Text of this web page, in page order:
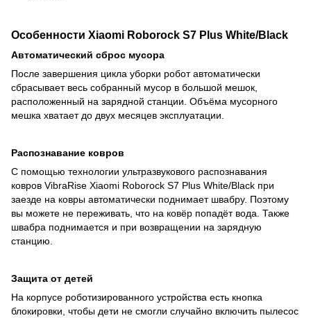
Особенности Xiaomi Roborock S7 Plus White/Black
Автоматический сброс мусора
После завершения цикла уборки робот автоматически
сбрасывает весь собранный мусор в большой мешок,
расположенный на зарядной станции. Объёма мусорного
мешка хватает до двух месяцев эксплуатации.
Распознавание ковров
С помощью технологии ультразвукового распознавания
ковров VibraRise Xiaomi Roborock S7 Plus White/Black при
заезде на ковры автоматически поднимает швабру. Поэтому
вы можете не переживать, что на ковёр попадёт вода. Также
швабра поднимается и при возвращении на зарядную
станцию.
Защита от детей
На корпусе роботизированного устройства есть кнопка
блокировки, чтобы дети не смогли случайно включить пылесос